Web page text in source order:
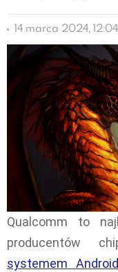
14 marca 2024, 12:04
Qualcomm to
producentów
systemem Android